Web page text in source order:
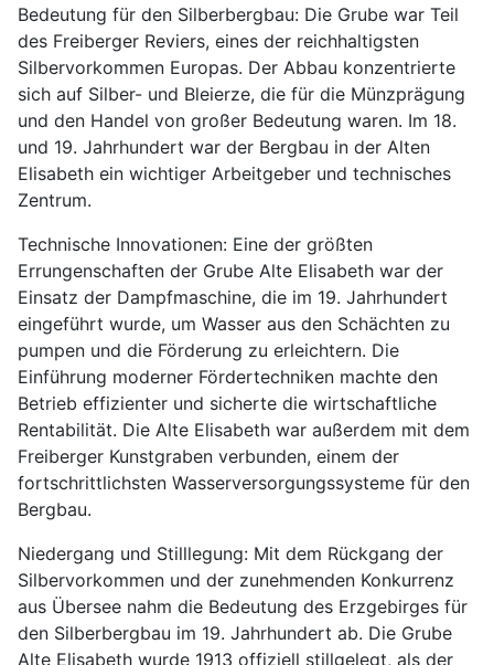
Bedeutung für den Silberbergbau: Die Grube war Teil
des Freiberger Reviers, eines der reichhaltigsten
Silbervorkommen Europas. Der Abbau konzentrierte
sich auf Silber- und Bleierze, die für die Münzprägung
und den Handel von großer Bedeutung waren. Im 18.
und 19. Jahrhundert war der Bergbau in der Alten
Elisabeth ein wichtiger Arbeitgeber und technisches
Zentrum.
Technische Innovationen: Eine der größten
Errungenschaften der Grube Alte Elisabeth war der
Einsatz der Dampfmaschine, die im 19. Jahrhundert
eingeführt wurde, um Wasser aus den Schächten zu
pumpen und die Förderung zu erleichtern. Die
Einführung moderner Fördertechniken machte den
Betrieb effizienter und sicherte die wirtschaftliche
Rentabilität. Die Alte Elisabeth war außerdem mit dem
Freiberger Kunstgraben verbunden, einem der
fortschrittlichsten Wasserversorgungssysteme für den
Bergbau.
Niedergang und Stilllegung: Mit dem Rückgang der
Silbervorkommen und der zunehmenden Konkurrenz
aus Übersee nahm die Bedeutung des Erzgebirges für
den Silberbergbau im 19. Jahrhundert ab. Die Grube
Alte Elisabeth wurde 1913 offiziell stillgelegt, als der